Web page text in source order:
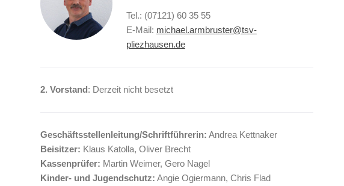
Tel.: (07121) 60 35 55
E-Mail: michael.armbruster@tsv-
pliezhausen.de
2. Vorstand: Derzeit nicht besetzt
Geschäftsstellenleitung/Schriftführerin: Andrea Kettnaker
Beisitzer: Klaus Katolla,Oliver Brecht
Kassenprüfer: Martin Weimer, Gero Nagel
Kinder- und Jugendschutz: Angie Ogiermann, Chris Flad